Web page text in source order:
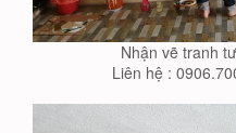
Nhận vẽ tranh
Liên hệ :